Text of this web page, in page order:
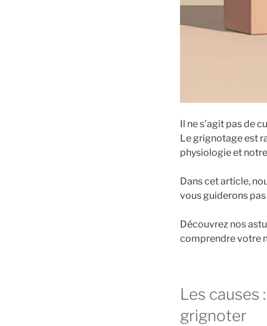
Il ne s’agit pas de
Le grignotage est
physiologie et
Dans cet article,
vous guiderons
Découvrez nos
comprendre votre
Les
grignoter